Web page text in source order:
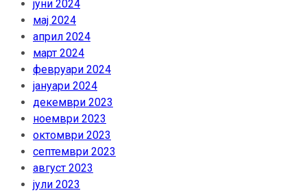
јуни 2024
мај 2024
април 2024
март 2024
февруари 2024
јануари 2024
декември 2023
ноември 2023
октомври 2023
септември 2023
август 2023
јули 2023